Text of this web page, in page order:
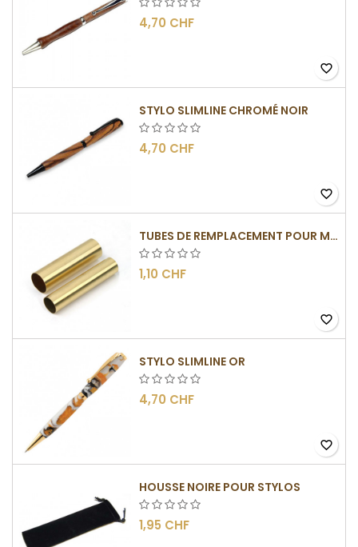
4,70 CHF
favorite_border
STYLO SLIMLINE CHROMÉ NOIR
4,70 CHF
favorite_border
TUBES DE REMPLACEMENT POUR MÉCANISMES SLIMLINE
1,10 CHF
favorite_border
STYLO SLIMLINE OR
4,70 CHF
favorite_border
HOUSSE NOIRE POUR STYLOS
1,95 CHF